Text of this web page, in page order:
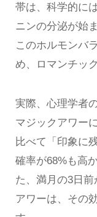
帯は、科学的に
ニンの分泌が始
このホルモンバ
め、ロマンチッ
実際、心理学者
マジックアワー
比べて「印象に
確率が68%も高
た、満月の3日
アワーは、その